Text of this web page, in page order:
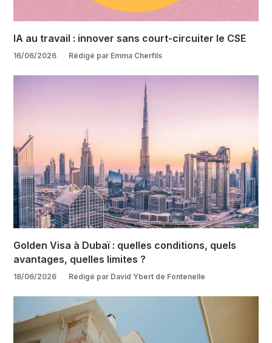
Golden Visa à Dubaï : quelles conditions, quels
avantages, quelles limites ?
18/06/2026 Rédigé par David Ybert de Fontenelle
IA au travail : innover sans court-circuiter le CSE
16/06/2026 Rédigé par Emma Cherfils